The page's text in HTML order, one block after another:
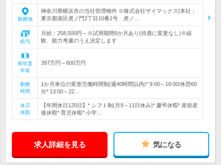
勤務地
神奈川県横浜市の当社管理物件 ※株式会社ザイマックス(本社：
東京都港区虎ノ門2丁目10番1号 虎ノ…
給与
月給：258,500円～※試用期間6か月あり(待遇に変更なし)※経
験、能力考慮のうえ決定します
初年度
年収
397万円～600万円
勤務
時間
1か月単位の変形労働時間制(週40時間以内)* 9:00～18:00/休憩60
分* 13:00～22…
休日
休暇
【年間休日120日】* シフト制(月9～11日休み)* 慶弔休暇* 産前産
後休暇* 育児休暇* 小学…
求人詳細を見る 気になる